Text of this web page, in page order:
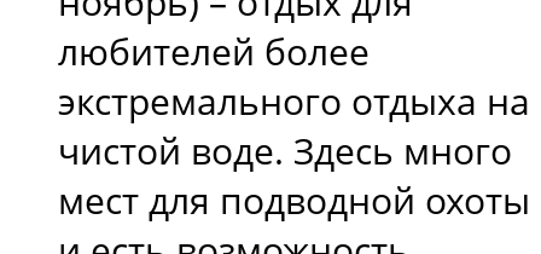
любителей более
экстремального отдыха на
чистой воде. Здесь много
мест для подводной охоты